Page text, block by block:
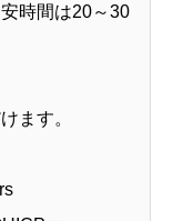
時間は20～30
ます。